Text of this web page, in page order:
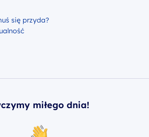
się przyda?
miłego dnia!